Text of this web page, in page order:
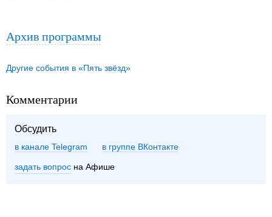
Архив программы
Другие события в «Пять звёзд»
Комментарии
Обсудить
в канале Telegram группе ВКонтакте
задать вопрос на Афише